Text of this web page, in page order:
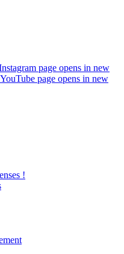
page opens in new
YouTube page opens in new
!